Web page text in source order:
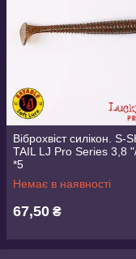
Віброхвіст силікон. S-
TAIL LJ Pro Series 3,8
*5
Немає в наявності
67,50 ₴